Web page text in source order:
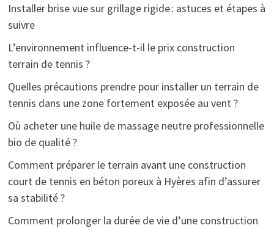
Installer brise vue sur grillage rigide : astuces et étapes à
suivre
L’environnement influence-t-il le prix construction
terrain de tennis ?
Quelles précautions prendre pour installer un terrain de
tennis dans une zone fortement exposée au vent ?
Où acheter une huile de massage neutre professionnelle
bio de qualité ?
Comment préparer le terrain avant une construction
court de tennis en béton poreux à Hyères afin d’assurer
sa stabilité ?
Comment prolonger la durée de vie d’une construction